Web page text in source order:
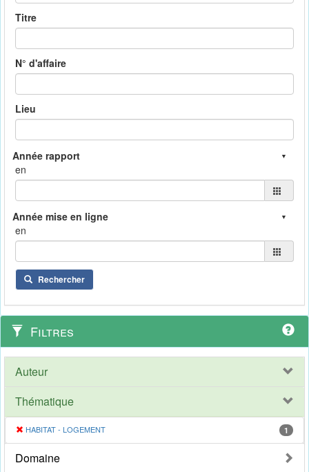
Titre
N° d'affaire
Lieu
en
en
Rechercher
Filtres
Auteur
Thématique
HABITAT - LOGEMENT 1
Domaine